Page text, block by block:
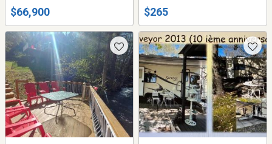
$66,900 $265